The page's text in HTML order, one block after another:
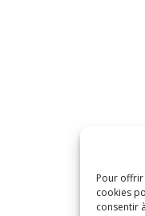
Pour offrir
cookies
consentir